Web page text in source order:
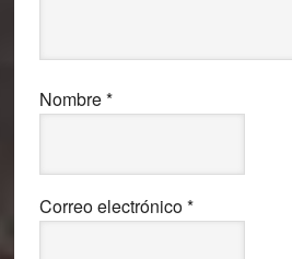
Nombre*
Correo electrónico*